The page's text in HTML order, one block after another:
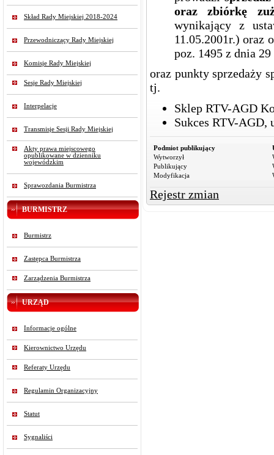
Skład Rady Miejskiej 2018-2024
Przewodniczący Rady Miejskiej
Komisje Rady Miejskiej
Sesje Rady Miejskiej
Interpelacje
Transmisje Sesji Rady Miejskiej
Akty prawa miejscowego
opublikowane w dzienniku
wojewódzkim
Sprawozdania Burmistrza
BURMISTRZ
Burmistrz
Zastępca Burmistrza
Zarządzenia Burmistrza
URZĄD
Informacje ogólne
Kierownictwo Urzędu
Referaty Urzędu
Regulamin Organizacyjny
Statut
Sygnaliści
oraz zbiórkę
wynikający z
11.05.2001r.) oraz
poz. 1495 z dnia
oraz punkty sprzedaży
tj.
Sklep RTV-AGD
Sukces RTV-
Podmiot publikujący
Wytworzył
Publikujący
Modyfikacja
Rejestr zmian